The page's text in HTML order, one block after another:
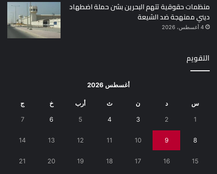
منظمات حقوقية تتهم البحرين بشن حملة اضطهاد
ديني ممنهجة ضد الشيعة
4 أغسطس، 2026
التقويم
أغسطس 2026
س د ن ث أرب خ ج
1
2
3
4
5
6
7
8
9
10
11
12
13
14
15
16
17
18
19
20
21